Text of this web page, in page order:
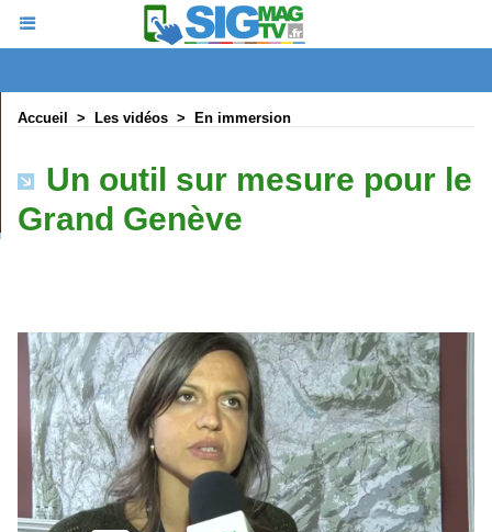
Accueil > Les vidéos > En immersion
Un outil sur mesure pour le
Grand Genève